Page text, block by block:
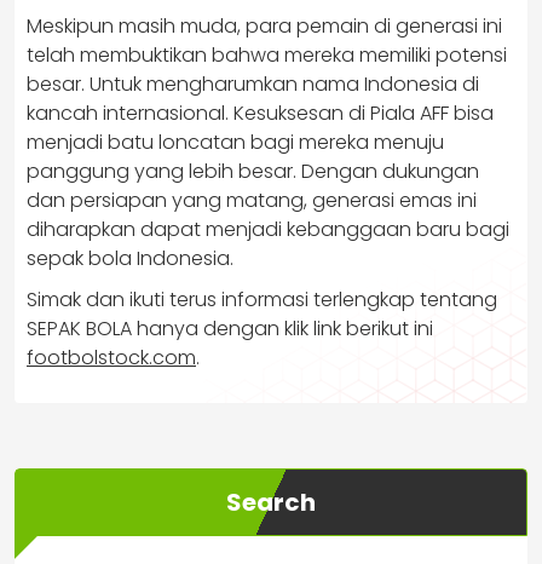
Meskipun masih muda, para pemain di generasi ini
telah membuktikan bahwa mereka memiliki potensi
besar. Untuk mengharumkan nama Indonesia di
kancah internasional. Kesuksesan di Piala AFF bisa
menjadi batu loncatan bagi mereka menuju
panggung yang lebih besar. Dengan dukungan
dan persiapan yang matang, generasi emas ini
diharapkan dapat menjadi kebanggaan baru bagi
sepak bola Indonesia.
Simak dan ikuti terus informasi terlengkap tentang
SEPAK BOLA hanya dengan klik link berikut ini
footbolstock.com.
Search